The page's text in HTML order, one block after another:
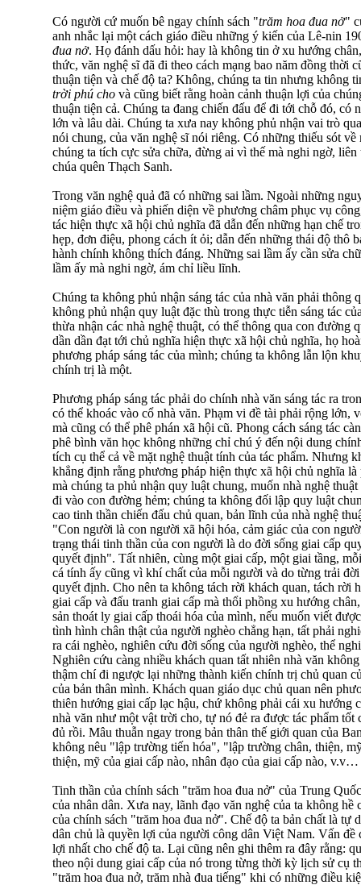
Có người cứ muốn bê ngay chính sách "trăm hoa đua nở"
anh nhắc lại một cách giáo điều những ý kiến của Lê-nin
đua nở. Họ đánh dấu hỏi: hay là không tin ở xu hướng
thức, văn nghệ sĩ đã đi theo cách mạng bao năm đồng thời
thuận tiện và chế độ ta? Không, chúng ta tin nhưng không
trời phú cho và cũng biết rằng hoàn cảnh thuận lợi của
thuận tiện cả. Chúng ta đang chiến đấu để đi tới chỗ đó, có
lớn và lâu dài. Chúng ta xưa nay không phủ nhận vai trò
nói chung, của văn nghệ sĩ nói riêng. Có những thiếu sót
chúng ta tích cực sửa chữa, đừng ai vì thế mà nghi ngờ,
chúa quên Thạch Sanh.
Trong văn nghệ quả đã có những sai lầm. Ngoài những
niệm giáo điều và phiến diện về phương châm phục vụ
tác hiện thực xã hội chủ nghĩa đã dẫn đến những hạn chế
hẹp, đơn điệu, phong cách ít ỏi; dẫn đến những thái độ thô
hành chính không thích đáng. Những sai lầm ấy cần sửa
lầm ấy mà nghi ngờ, ám chỉ liều lĩnh.
Chúng ta không phủ nhận sáng tác của nhà văn phải thông
không phủ nhận quy luật đặc thù trong thực tiễn sáng tác
thừa nhận các nhà nghệ thuật, có thể thông qua con đường
dần dần đạt tới chủ nghĩa hiện thực xã hội chủ nghĩa, họ
phương pháp sáng tác của mình; chúng ta không lẫn lộn
chính trị là một.
Phương pháp sáng tác phải do chính nhà văn sáng tác ra
có thể khoác vào cổ nhà văn. Phạm vi đề tài phải rộng lớn,
mà cũng có thể phê phán xã hội cũ. Phong cách sáng tác
phê bình văn học không những chỉ chú ý đến nội dung
tích cụ thể cả về mặt nghệ thuật tính của tác phẩm. Nhưng
khẳng định rằng phương pháp hiện thực xã hội chủ nghĩa là
mà chúng ta phủ nhận quy luật chung, muốn nhà nghệ
đi vào con đường hẻm; chúng ta không đối lập quy luật
cao tinh thần chiến đấu chủ quan, bản lĩnh của nhà nghệ
"Con người là con người xã hội hóa, cảm giác của con
trạng thái tinh thần của con người là do đời sống giai cấp
quyết định". Tất nhiên, cùng một giai cấp, một giai tầng,
cá tính ấy cũng vì khí chất của mỗi người và do từng trải
quyết định. Cho nên ta không tách rời khách quan, tách rời
giai cấp và đấu tranh giai cấp mà thổi phồng xu hướng
sản thoát ly giai cấp thoái hóa của mình, nếu muốn viết
tình hình chân thật của người nghèo chẳng hạn, tất phải
ra cái nghèo, nghiên cứu đời sống của người nghèo, thể
Nghiên cứu càng nhiều khách quan tất nhiên nhà văn
thậm chí đi ngược lại những thành kiến chính trị chủ quan
của bản thân mình. Khách quan giáo dục chủ quan nên
thiên hướng giai cấp lạc hậu, chứ không phải cái xu hướng
nhà văn như một vật trời cho, tự nó đẻ ra được tác phẩm
đủ rồi. Mâu thuẫn ngay trong bản thân thế giới quan của
không nêu "lập trường tiến hóa", "lập trường chân, thiện,
thiện, mỹ của giai cấp nào, nhân đạo của giai cấp nào, v.v…
Tinh thần của chính sách "trăm hoa đua nở" của Trung
của nhân dân. Xưa nay, lãnh đạo văn nghệ của ta không
của chính sách "trăm hoa đua nở". Chế độ ta bản chất là tự
dân chủ là quyền lợi của người công dân Việt Nam. Vấn đề
lợi nhất cho chế độ ta. Lại cũng nên ghi thêm ra đây rằng:
theo nội dung giai cấp của nó trong từng thời kỳ lịch sử cụ
"trăm hoa đua nở, trăm nhà đua tiếng" khi có những điều